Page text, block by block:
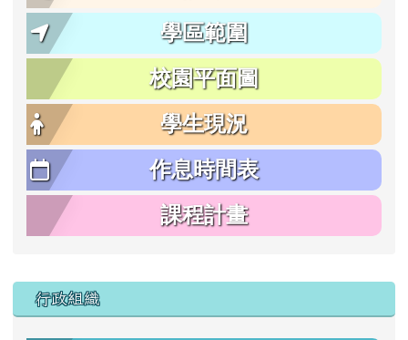
學區範圍
校園平面圖
學生現況
作息時間表
課程計畫
行政組織